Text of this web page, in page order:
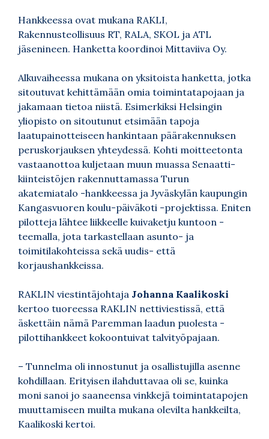
Hankkeessa ovat mukana RAKLI,
Rakennusteollisuus RT, RALA, SKOL ja ATL
jäsenineen. Hanketta koordinoi Mittaviiva Oy.
Alkuvaiheessa mukana on yksitoista hanketta, jotka
sitoutuvat kehittämään omia toimintatapojaan ja
jakamaan tietoa niistä. Esimerkiksi Helsingin
yliopisto on sitoutunut etsimään tapoja
laatupainotteiseen hankintaan päärakennuksen
peruskorjauksen yhteydessä. Kohti moitteetonta
vastaanottoa kuljetaan muun muassa Senaatti-
kiinteistöjen rakennuttamassa Turun
akatemiatalo -hankkeessa ja Jyväskylän kaupungin
Kangasvuoren koulu-päiväkoti -projektissa. Eniten
pilotteja lähtee liikkeelle kuivaketju kuntoon -
teemalla, jota tarkastellaan asunto- ja
toimitilakohteissa sekä uudis- että
korjaushankkeissa.
RAKLIN viestintäjohtaja Johanna Kaalikoski
kertoo tuoreessa RAKLIN nettiviestissä, että
äskettäin nämä Paremman laadun puolesta -
pilottihankkeet kokoontuivat talvityöpajaan.
– Tunnelma oli innostunut ja osallistujilla asenne
kohdillaan. Erityisen ilahduttavaa oli se, kuinka
moni sanoi jo saaneensa vinkkejä toimintatapojen
muuttamiseen muilta mukana olevilta hankkeilta,
Kaalikoski kertoi.